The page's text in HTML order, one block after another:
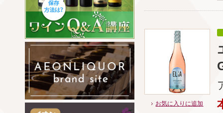
お気に入りに追加